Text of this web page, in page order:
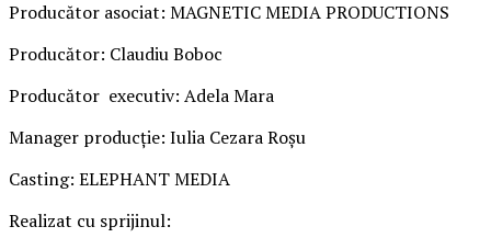
Producător asociat: MAGNETIC MEDIA PRODUCTIONS
Producător: Claudiu Boboc
Producător executiv: Adela Mara
Manager producție: Iulia Cezara Roșu
Casting: ELEPHANT MEDIA
Realizat cu sprijinul: